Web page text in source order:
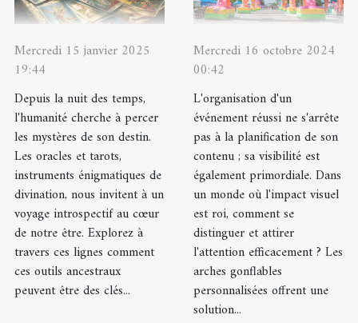
Mercredi 15 janvier 2025
19:44
Depuis la nuit des temps,
l'humanité cherche à percer
les mystères de son destin.
Les oracles et tarots,
instruments énigmatiques de
divination, nous invitent à un
voyage introspectif au cœur
de notre être. Explorez à
travers ces lignes comment
ces outils ancestraux
peuvent être des clés...
Mercredi 16 octobre 2024
00:42
L'organisation d'un
événement réussi ne s'arrête
pas à la planification de son
contenu ; sa visibilité est
également primordiale. Dans
un monde où l'impact visuel
est roi, comment se
distinguer et attirer
l'attention efficacement ? Les
arches gonflables
personnalisées offrent une
solution...